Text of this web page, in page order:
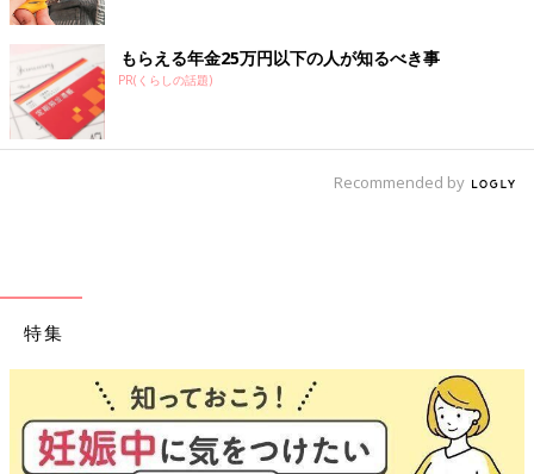
もらえる年金25万円以下の人が知るべき事
PR(くらしの話題)
Recommended by
特集